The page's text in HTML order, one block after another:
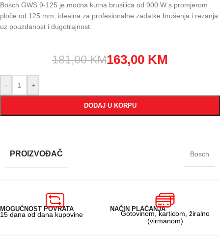
Bosch GWS 9-125 je moćna kutna brusilica od 900 W s promjerom
ploče od 125 mm, idealna za profesionalne zadatke brušenja i rezanja
uz pouzdanost i dugotrajnost.
181,00KM163,00 KM
- +
DODAJ U KORPU
PROIZVOĐAČ Bosch
MOGUĆNOST POVRATA
15 dana od dana kupovine
NAČIN PLAĆANJA
Gotovinom, karticom, žiralno
(virmanom)